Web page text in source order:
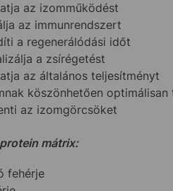
az izomműködést
az immunrendszert
a regenerálódási időt
a zsírégetést
az általános teljesítményt
köszönhetően
az izomgörcsöket
mátrix:
fehérje